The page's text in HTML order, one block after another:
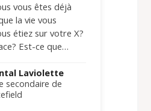
vous êtes déjà
la vie vous
étiez sur votre X?
Est-ce que…
Laviolette
secondaire de